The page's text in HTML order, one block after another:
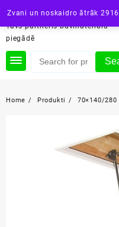
Zvani un noskaidro ātrāk
content
siltini.lv
Tavs partneris būvmateriālu
piegādē
Home Produkti 70×140/280